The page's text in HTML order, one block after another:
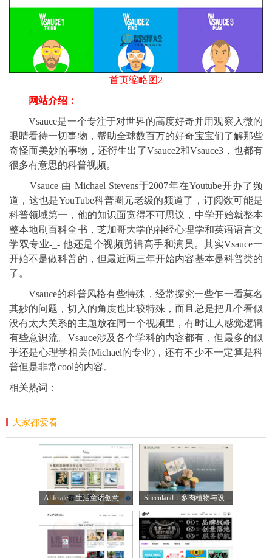
首页缩略图2
网站介绍：
Vsauce是一个专注于对世界的高度好奇并用观察入微的
眼睛看待一切事物，帮助全球数百万的好奇宝宝们了解那些
奇怪而美妙的事物，还衍生出了Vsauce2和Vsauce3，也都有
很多有意思的科普视频。
Vsauce 由 Michael Stevens于2007年在Youtube开办了频
道，这也是YouTube科普圈元老级的频道了，订阅数可能是
科普领域第一，他的知识面宽得不可思议，中学开始就整本
整本地刷百科全书，芝加哥大学的神经心理学和英语语言文
学双专业-_- 他还是个视频剪辑高手和演员。其实Vsauce一
开始不是做科普的，但最近两三年开始内容基本是科普类的
了。
Vsauce的科普风格有些特殊，经常探究一些乍一看莫名
其妙的问题，切入的角度也比较特殊，而且总是把几个看似
没有太大关系的主题放在同一个视频里，有时让人感觉逻辑
有些意识流。Vsauce涉及各个学科的内容都有，但最多的似
乎还是心理学相关(Michael的专业)，还有不少不一定算是科
普但是非常cool的内容。
相关热词：
大家都爱看
Alifetale：生活童话创意网【中国】 Succuland：多肉植物与设计盆器搭配网【中